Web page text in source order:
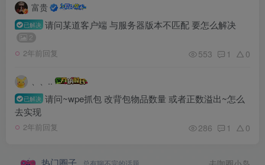
富贵
已解决 请问某道客户端 与服务器版本不匹配 要怎么解决
2
2年前回复 553 1 0
、、..
已解决 请问~wpe抓包 改背包物品数量 或者正数溢出~怎么
去实现
2年前回复 286 1 0
热门圈子 总有聊不完的话题